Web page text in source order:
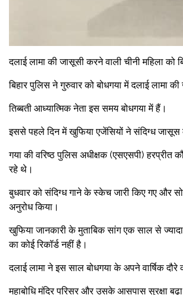
दलाई लामा की जासूसी करने वाली चीनी महिला को
बिहार पुलिस ने गुरुवार को बोधगया में दलाई लामा
तिब्बती आध्यात्मिक नेता इस समय बोधगया में हैं।
इससे पहले दिन में खुफिया एजेंसियों ने संदिग्ध जासूस
गया की वरिष्ठ पुलिस अधीक्षक (एसएसपी)
रहे थे।
बुधवार को संदिग्ध गाने के स्केच जारी किए गए और
अनुरोध किया।
खुफिया जानकारी के मुताबिक सांग एक साल से
का कोई रिकॉर्ड नहीं है।
दलाई लामा ने इस साल बोधगया के अपने वार्षिक
महाबोधि मंदिर परिसर और उसके आसपास सुरक्षा बढ़ा